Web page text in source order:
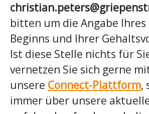
bitten um die Angabe
Beginns und Ihrer
Ist diese Stelle nichts für
vernetzen Sie sich gerne
unsere Connect-Plattform,
immer über unsere